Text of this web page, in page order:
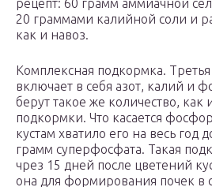
рецепт: 60 грамм аммиачной
20 граммами калийной соли и
как и навоз.
Комплексная подкормка.
включает в себя азот, калий и
берут такое же количество,
подкормки. Что касается
кустам хватило его на весь год
грамм суперфосфата. Такая
чрез 15 дней после цветений
она для формирования почек в